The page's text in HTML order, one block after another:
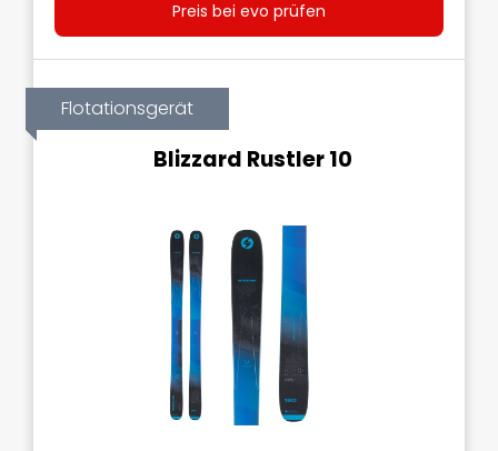
Preis bei evo prüfen
Flotationsgerät
Blizzard Rustler 10